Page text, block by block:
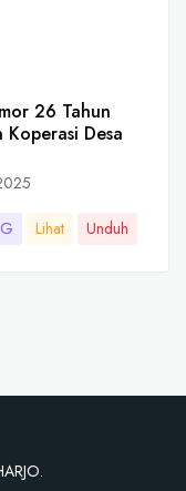
26 Tahun
Desa
Lihat Unduh